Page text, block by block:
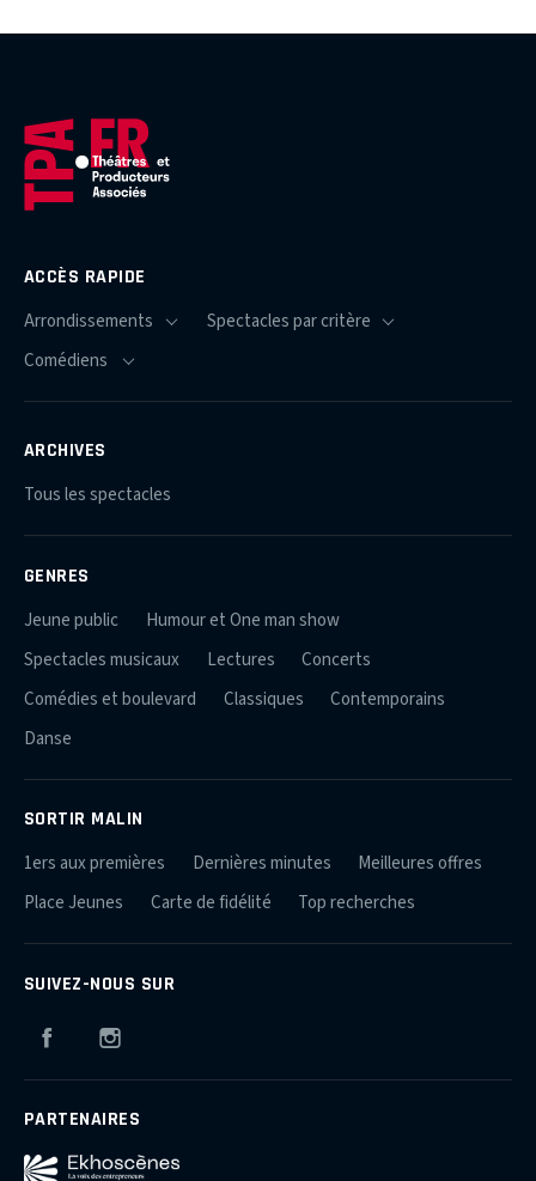
ACCÈS RAPIDE
ARCHIVES
Tous les spectacles
GENRES
Jeune public
Humour et One man show
Spectacles musicaux
Lectures
Concerts
Comédies et boulevard
Classiques
Contemporains
Danse
SORTIR MALIN
1ers aux premières Dernières minutes
Meilleures offres
Place Jeunes
Carte de fidélité Top recherches
SUIVEZ-NOUS SUR
Facebook
PARTENAIRES